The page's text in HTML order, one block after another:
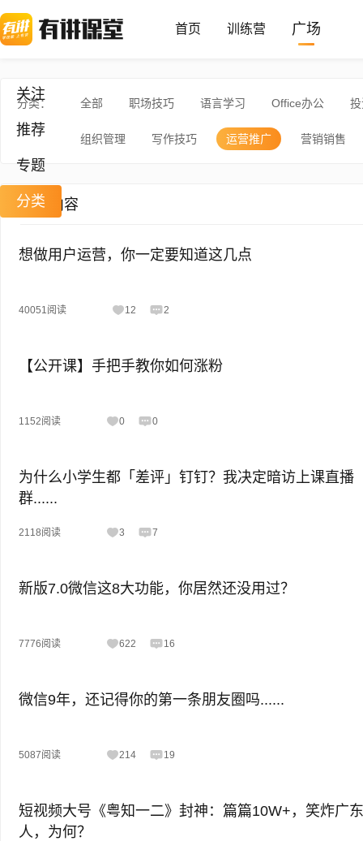
首页 训练营 广场
关注
推荐
专题
分类
分类： 全部 职场技巧 语言学习 Office办公
组织管理 写作技巧 运营推广 营销销售
分类内容
想做用户运营，你一定要知道这几点
40051阅读 12 2
【公开课】手把手教你如何涨粉
1152阅读 0 0
为什么小学生都「差评」钉钉？我决定暗访上课直播
群......
2118阅读 3 7
新版7.0微信这8大功能，你居然还没用过？
7776阅读 622 16
微信9年，还记得你的第一条朋友圈吗......
5087阅读 214 19
短视频大号《粤知一二》封神：篇篇10W+，笑炸广东
人，为何？